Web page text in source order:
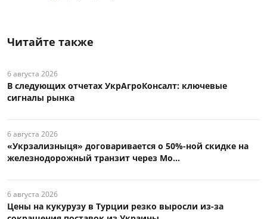
Читайте также
6 августа 2026
В следующих отчетах УкрАгроКонсалт: ключевые
сигналы рынка
6 августа 2026
«Укрзализныця» договаривается о 50%-ной скидке на
железнодорожный транзит через Мо...
6 августа 2026
Цены на кукурузу в Турции резко выросли из-за